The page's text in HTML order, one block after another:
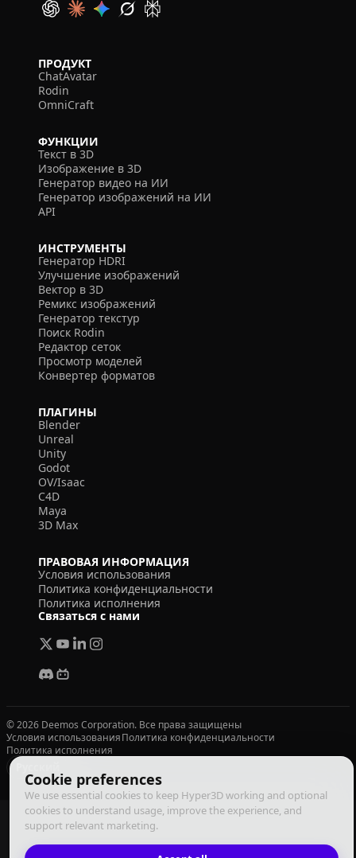
Cookie preferences
We use essential cookies to keep Hyper3D working and optional
cookies to understand usage, improve the experience, and
support relevant marketing.
ПРОДУКТ
ChatAvatar
Rodin
OmniCraft
ФУНКЦИИ
Текст в 3D
Изображение в 3D
Генератор видео на ИИ
Генератор изображений на ИИ
API
ИНСТРУМЕНТЫ
Генератор HDRI
Улучшение изображений
Вектор в 3D
Ремикс изображений
Генератор текстур
Поиск Rodin
Редактор сеток
Просмотр моделей
Конвертер форматов
ПЛАГИНЫ
Blender
Unreal
Unity
Godot
OV/Isaac
C4D
Maya
3D Max
ПРАВОВАЯ ИНФОРМАЦИЯ
Условия использования
Политика конфиденциальности
Политика исполнения
Связаться с нами
© 2026 Deemos Corporation. Все права защищены
Условия использованияПолитика конфиденциальности
Политика исполнения